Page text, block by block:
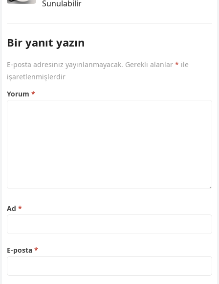
Sunulabilir
Bir yanıt yazın
E-posta adresiniz yayınlanmayacak. Gerekli alanlar* ile
işaretlenmişlerdir
Yorum*
Ad*
E-posta*